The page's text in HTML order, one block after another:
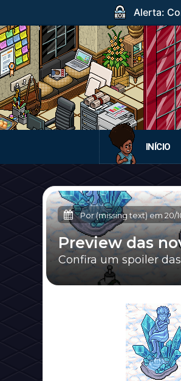
Alerta:
INÍCIO
Por (missing text) em 20/
Preview das
Confira um spoiler